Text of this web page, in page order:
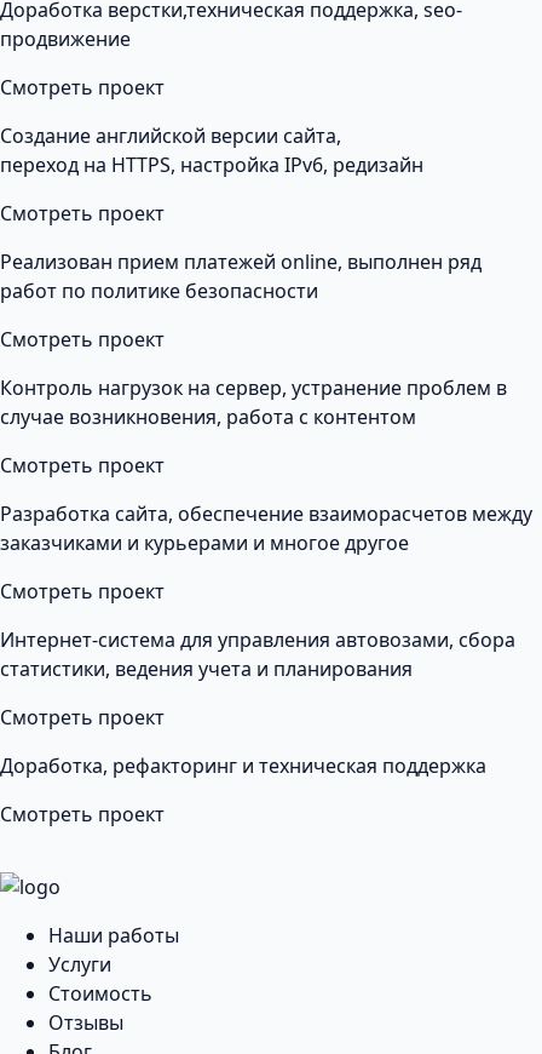
Доработка верстки,техническая поддержка, seo-
продвижение
Смотреть проект
Создание английской версии сайта,
переход на HTTPS, настройка IPv6, редизайн
Смотреть проект
Реализован прием платежей online, выполнен ряд
работ по политике безопасности
Смотреть проект
Контроль нагрузок на сервер, устранение проблем в
случае возникновения, работа с контентом
Смотреть проект
Разработка сайта, обеспечение взаиморасчетов между
заказчиками и курьерами и многое другое
Смотреть проект
Интернет-система для управления автовозами, сбора
статистики, ведения учета и планирования
Смотреть проект
Доработка, рефакторинг и техническая поддержка
Смотреть проект
Наши работы
Услуги
Стоимость
Отзывы